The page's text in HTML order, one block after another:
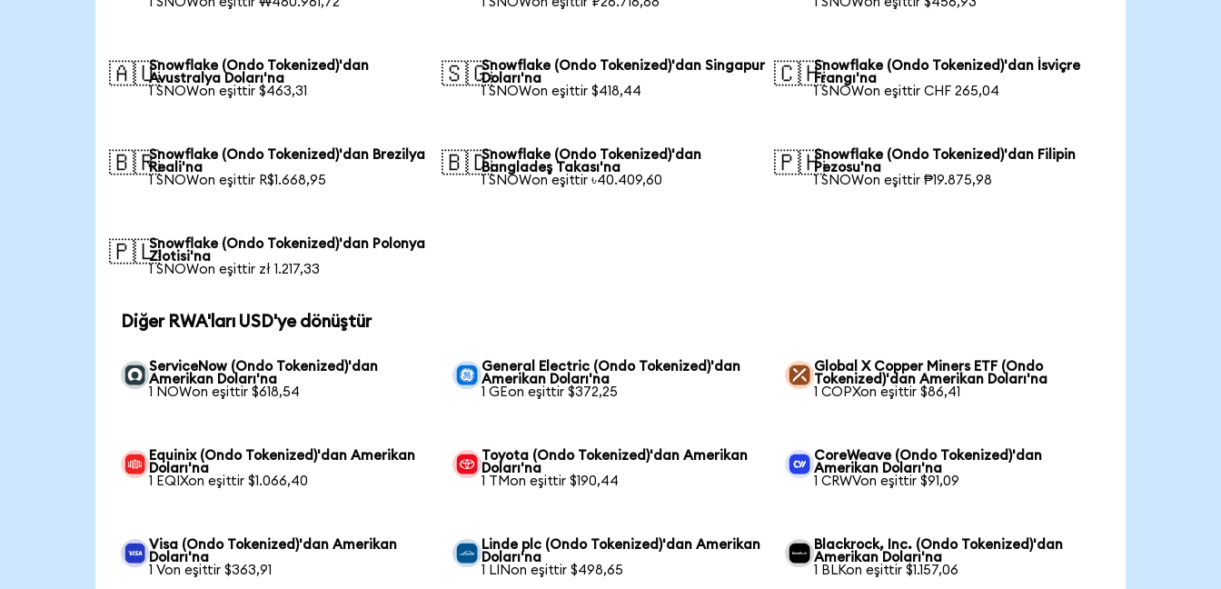
🇦🇺Snowflake (Ondo Tokenized)'dan
Avustralya Doları'na
1 SNOWon eşittir $463,31
🇸🇬Snowflake (Ondo Tokenized)'dan Singapur
Doları'na
1 SNOWon eşittir $418,44
🇨🇭Snowflake (Ondo Tokenized)'dan İsviçre
Frangı'na
1 SNOWon eşittir CHF 265,04
🇧🇷Snowflake (Ondo Tokenized)'dan Brezilya
Reali'na
1 SNOWon eşittir R$1.668,95
🇧🇩Snowflake (Ondo Tokenized)'dan
Bangladeş Takası'na
1 SNOWon eşittir ৳40.409,60
🇵🇭Snowflake (Ondo Tokenized)'dan Filipin
Pezosu'na
1 SNOWon eşittir ₱19.875,98
🇵🇱Snowflake (Ondo Tokenized)'dan Polonya
Zlotisi'na
1 SNOWon eşittir zł 1.217,33
Diğer RWA'ları USD'ye dönüştür
ServiceNow (Ondo Tokenized)'dan
Amerikan Doları'na
1 NOWon eşittir $618,54
General Electric (Ondo Tokenized)'dan
Amerikan Doları'na
1 GEon eşittir $372,25
Global X Copper Miners ETF (Ondo
Tokenized)'dan Amerikan Doları'na
1 COPXon eşittir $86,41
Equinix (Ondo Tokenized)'dan Amerikan
Doları'na
1 EQIXon eşittir $1.066,40
Toyota (Ondo Tokenized)'dan Amerikan
Doları'na
1 TMon eşittir $190,44
CoreWeave (Ondo Tokenized)'dan
Amerikan Doları'na
1 CRWVon eşittir $91,09
Visa (Ondo Tokenized)'dan Amerikan
Doları'na
1 Von eşittir $363,91
Linde plc (Ondo Tokenized)'dan Amerikan
Doları'na
1 LINon eşittir $498,65
Blackrock, Inc. (Ondo Tokenized)'dan
Amerikan Doları'na
1 BLKon eşittir $1.157,06